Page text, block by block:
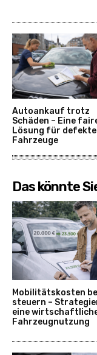
Autoankauf trotz
Schäden – Eine
Lösung für defekte
Fahrzeuge
Das könnte
Mobilitätskosten
steuern –
eine
Fahrzeugnutzung